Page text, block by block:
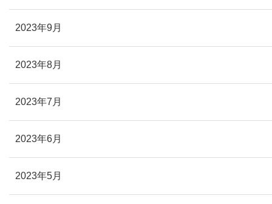
2023年9月
2023年8月
2023年7月
2023年6月
2023年5月